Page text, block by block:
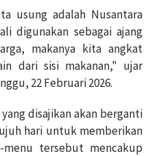
usung adalah Nusantara
digunakan sebagai ajang
makanya kita angkat
dari sisi makanan," ujar
22 Februari 2026.
disajikan akan berganti
hari untuk memberikan
tersebut mencakup